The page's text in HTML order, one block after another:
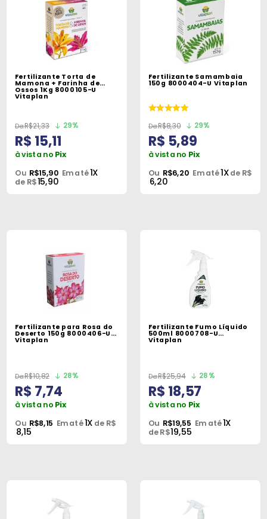
Fertilizante Torta de
Mamona + Farinha de
Ossos 1Kg 8000105-U
Vitaplan
R$21,33 29%
R$ 15,11
à vista no Pix
Ou R$15,90 Em até1X
de R$15,90
Fertilizante Samambaia
150g 8000404-U Vitaplan
R$8,30 29%
R$ 5,89
à vista no Pix
Ou R$6,20 Em até1Xde R$
6,20
Fertilizante para Rosa do
Deserto 150g 8000406-U
Vitaplan
R$10,82 28%
R$ 7,74
à vista no Pix
Ou R$8,15 Em até1X de R$
8,15
Fertilizante Fumo Líquido
500ml 8000708-U
Vitaplan
R$25,94 28%
R$ 18,57
à vista no Pix
Ou R$19,55 Em até1X
de R$19,55